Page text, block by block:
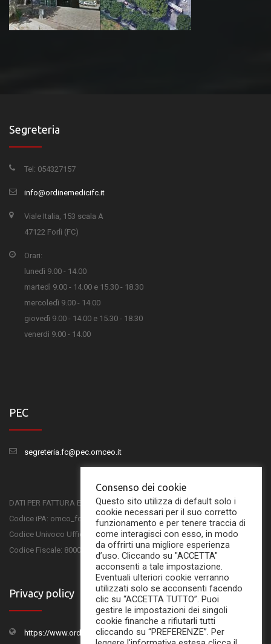
Segreteria
Tel: 054327157
info@ordinemedicifc.it
Viale Italia, 153 scala A
47122 Forlì (FC)
Orari:
lunedì 9.00 - 14.00
martedì 9.00 - 14.00 e 15.30 - 18.30
mercoledì 9.00 - 14.00
giovedì 9.00 - 14.00 e 15.30 - 18.30
venerdì 9.00 - 14.00
PEC
segreteria.fc@pec.omceo.it
DATI PER FATTURA ELETTRONICA
Codice iPA: omco_fc
Codice Univoco Ufficio: UFSKMC
Codice Fiscale: 80001750407
Privacy policy
https://www.ordinemedicifc.it/privacy-policy/
Consenso dei cookie
Questo sito utilizza di default solo i
cookie necessari per il suo corretto
funzionamento e per tenere traccia di
come interagisci con esso, in modo
da offrirti una migliore esperienza
d’uso. Cliccando su "ACCETTA"
acconsenti a tale impostazione.
Eventuali ulteriori cookie verranno
utilizzati solo se acconsenti facendo
clic su “ACCETTA TUTTO”. Puoi
gestire le impostazioni dei singoli
cookie finanche a rifiutarli tutti
cliccando su “PREFERENZE”. Per